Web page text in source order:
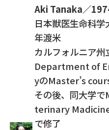
Aki Tanaka／
日本獣医生命科
年渡米
カルフォルニア州
Department of
yのMaster’s
その後、同大学
terinary Madicine
で修了